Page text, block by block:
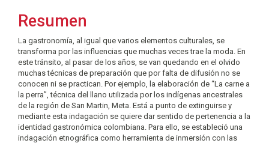
artículo
Resumen
La gastronomía, al igual que varios elementos culturales, se
transforma por las influencias que muchas veces trae la moda. En
este tránsito, al pasar de los años, se van quedando en el olvido
muchas técnicas de preparación que por falta de difusión no se
conocen ni se practican. Por ejemplo, la elaboración de “La carne a
la perra”, técnica del llano utilizada por los indígenas ancestrales
de la región de San Martin, Meta. Está a punto de extinguirse y
mediante esta indagación se quiere dar sentido de pertenencia a la
identidad gastronómica colombiana. Para ello, se estableció una
indagación etnográfica como herramienta de inmersión con las